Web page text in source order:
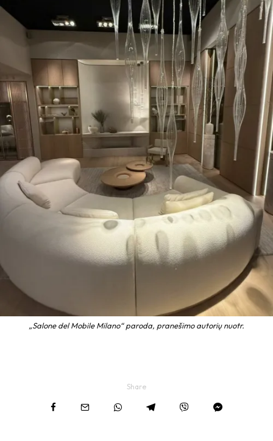
„Salone del Mobile Milano“ paroda, pranešimo autorių nuotr.
Share